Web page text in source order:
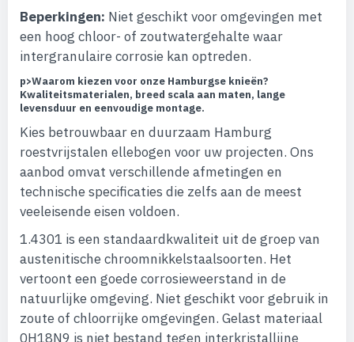
Beperkingen: Niet geschikt voor omgevingen met
een hoog chloor- of zoutwatergehalte waar
intergranulaire corrosie kan optreden.
p>Waarom kiezen voor onze Hamburgse knieën?
Kwaliteitsmaterialen, breed scala aan maten, lange
levensduur en eenvoudige montage.
Kies betrouwbaar en duurzaam Hamburg
roestvrijstalen ellebogen voor uw projecten. Ons
aanbod omvat verschillende afmetingen en
technische specificaties die zelfs aan de meest
veeleisende eisen voldoen.
1.4301 is een standaardkwaliteit uit de groep van
austenitische chroomnikkelstaalsoorten. Het
vertoont een goede corrosieweerstand in de
natuurlijke omgeving. Niet geschikt voor gebruik in
zoute of chloorrijke omgevingen. Gelast materiaal
0H18N9 is niet bestand tegen interkristallijne